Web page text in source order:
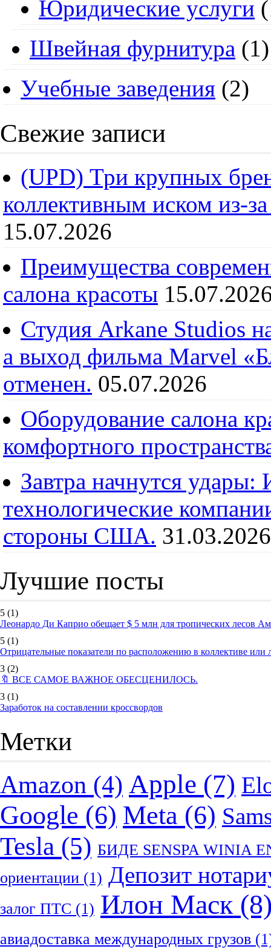
Юридические услуги
Швейная фурнитура (1)
Учебные заведения (2)
Свежие записи
(UPD) Три крупных
коллективным иском из-
15.07.2026
Преимущества
салона красоты
Студия Arkane Studios
а выход фильма Marvel
отменен. 05.07.2026
Оборудование салона
комфортного
Завтра начнутся
технологические
стороны США. 31.03.2026
Лучшие посты
5 (1)
Леонардо Ди Каприо обещает $ 5 млн для тропических лесов
5 (1)
Отрицательные показатели по расположению в коллективе
3 (2)
🔖 ВСЕ САМОЕ ВАЖНОЕ ОБЕСЦЕНИЛОСЬ.
3 (1)
Заработок на составлении кроссвордов
Метки
Amazon (4) Apple (7)
Google (6) Meta (6)
Tesla (5) БИДЕ SENSPA WINIA
ориентации (1) Депозит
залог ПТС (1) Илон Маск
авиадоставка международных грузов